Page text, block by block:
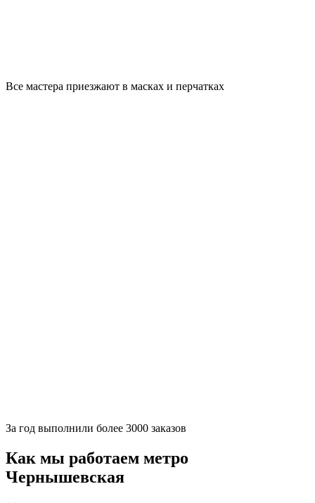
Все мастера приезжают в масках и перчатках
За год выполнили более 3000 заказов
Как мы работаем метро
Чернышевская